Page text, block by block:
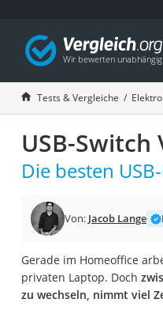
Tests & Vergleiche
USB-Switch
Die besten
Von: Jacob Lange
Gerade im Homeoffice
privaten Laptop. Doch
zu wechseln, nimmt viel